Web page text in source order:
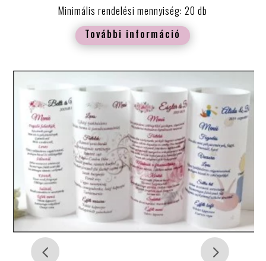
Minimális rendelési mennyiség: 20 db
További információ